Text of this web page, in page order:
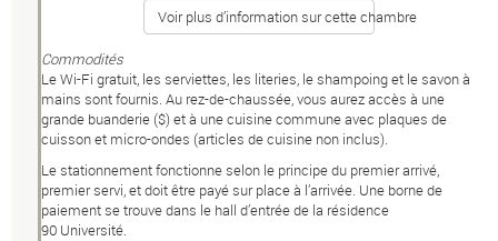
Voir plus d’information sur cette chambre
Commodités
Le Wi-Fi gratuit, les serviettes, les literies, le shampoing et le savon à
mains sont fournis. Au rez-de-chaussée, vous aurez accès à une
grande buanderie ($) et à une cuisine commune avec plaques de
cuisson et micro-ondes (articles de cuisine non inclus).
Le stationnement fonctionne selon le principe du premier arrivé,
premier servi, et doit être payé sur place à l’arrivée. Une borne de
paiement se trouve dans le hall d’entrée de la résidence
90 Université.